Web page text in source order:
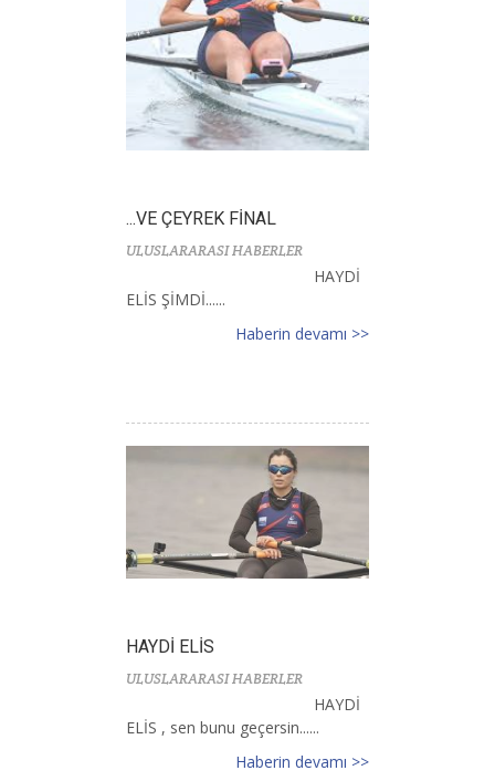
...VE ÇEYREK FİNAL
ULUSLARARASI HABERLER
HAYDİ
ELİS ŞİMDİ......
Haberin devamı >>
HAYDİ ELİS
ULUSLARARASI HABERLER
HAYDİ
ELİS , sen bunu geçersin......
Haberin devamı >>